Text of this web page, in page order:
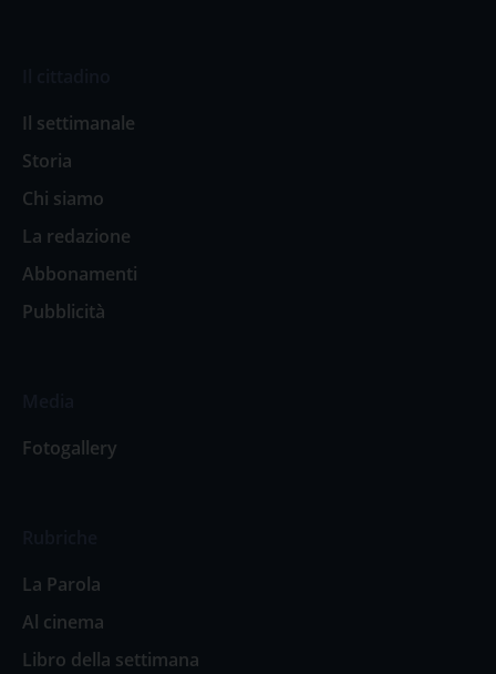
Il settimanale
Storia
Chi siamo
La redazione
Abbonamenti
Pubblicità
Fotogallery
La Parola
Al cinema
Libro della settimana